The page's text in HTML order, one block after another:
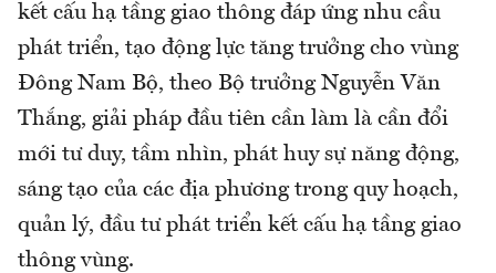
kết cấu hạ tầng giao thông đáp ứng nhu cầu
phát triển, tạo động lực tăng trưởng cho vùng
Đông Nam Bộ, theo Bộ trưởng Nguyễn Văn
Thắng, giải pháp đầu tiên cần làm là cần đổi
mới tư duy, tầm nhìn, phát huy sự năng động,
sáng tạo của các địa phương trong quy hoạch,
quản lý, đầu tư phát triển kết cấu hạ tầng giao
thông vùng.